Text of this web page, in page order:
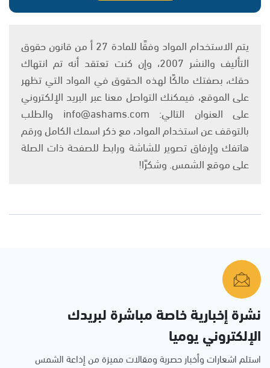
يتم الاستخدام المواد وفقًا للمادة 27 أ من قانون حقوق
التأليف والنشر 2007، وإن كنت تعتقد أنه تم انتهاك
حقك، بصفتك مالكًا لهذه الحقوق في المواد التي تظهر
على الموقع، فيمكنك التواصل معنا عبر البريد الإلكتروني
على العنوان التالي: info@ashams.com والطلب
بالتوقف عن استخدام المواد، مع ذكر اسمك الكامل ورقم
هاتفك وإرفاق تصوير للشاشة ورابط للصفحة ذات الصلة
على موقع الشمس. وشكرًا!
نشرة إخبارية خاصة مباشرة لبريدك
الإلكتروني يوميا
استلم اشعارات وأخبار حصرية ومقالات مميزة من إذاعة الشمس